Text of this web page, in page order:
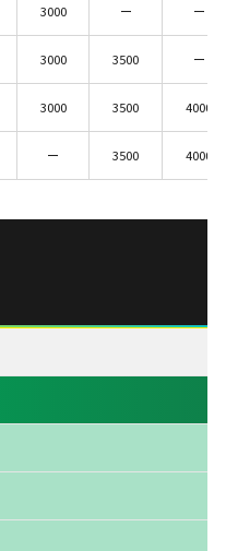
3000 ー ー
3000 3500 ー
3000 3500 4000
ー 3500 4000